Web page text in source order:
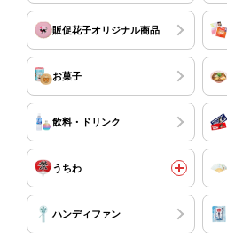
販促花子オリジナル商品
お菓子
飲料・ドリンク
うちわ
ハンディファン